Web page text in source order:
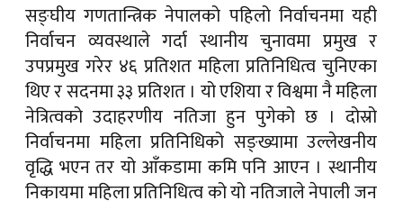
सङ्घीय गणतान्त्रिक नेपालको पहिलो निर्वाचनमा यही
निर्वाचन व्यवस्थाले गर्दा स्थानीय चुनावमा प्रमुख र
उपप्रमुख गरेर ४६ प्रतिशत महिला प्रतिनिधित्व चुनिएका
थिए र सदनमा ३३ प्रतिशत । यो एशिया र विश्वमा नै महिला
नेत्रित्वको उदाहरणीय नतिजा हुन पुगेको छ । दोस्रो
निर्वाचनमा महिला प्रतिनिधिको सङ्ख्यामा उल्लेखनीय
वृद्धि भएन तर यो आँकडामा कमि पनि आएन । स्थानीय
निकायमा महिला प्रतिनिधित्व को यो नतिजाले नेपाली जन